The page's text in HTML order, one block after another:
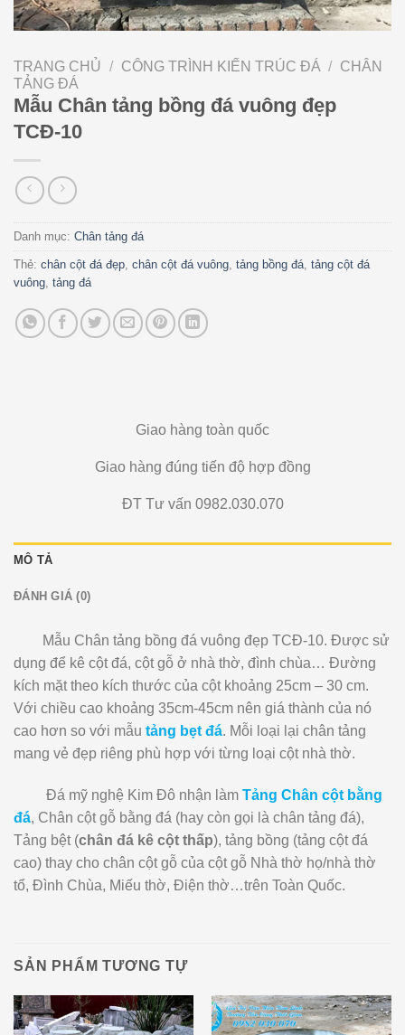
TRANG CHỦ / CÔNG TRÌNH KIẾN TRÚC ĐÁ / CHÂN
TẢNG ĐÁ
Mẫu Chân tảng bồng đá vuông đẹp
TCĐ-10
Danh mục: Chân tảng đá
Thẻ: chân cột đá đẹp, chân cột đá vuông, tảng bồng đá, tảng cột đá
vuông, tảng đá
Giao hàng toàn quốc
Giao hàng đúng tiến độ hợp đồng
ĐT Tư vấn 0982.030.070
MÔ TẢ
ĐÁNH GIÁ (0)
Mẫu Chân tảng bồng đá vuông đẹp TCĐ-10. Được sử
dụng để kê cột đá, cột gỗ ở nhà thờ, đình chùa… Đường
kích mặt theo kích thước của cột khoảng 25cm – 30 cm.
Với chiều cao khoảng 35cm-45cm nên giá thành của nó
cao hơn so với mẫu tảng bẹt đá. Mỗi loại lại chân tảng
mang vẻ đẹp riêng phù hợp với từng loại cột nhà thờ.
Đá mỹ nghệ Kim Đô nhận làm Tảng Chân cột bằng
đá, Chân cột gỗ bằng đá (hay còn gọi là chân tảng đá),
Tảng bệt (chân đá kê cột thấp), tảng bồng (tảng cột đá
cao) thay cho chân cột gỗ của cột gỗ Nhà thờ họ/nhà thờ
tổ, Đình Chùa, Miếu thờ, Điện thờ…trên Toàn Quốc.
SẢN PHẨM TƯƠNG TỰ